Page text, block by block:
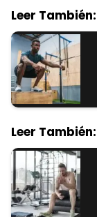
Leer También:
Leer También: